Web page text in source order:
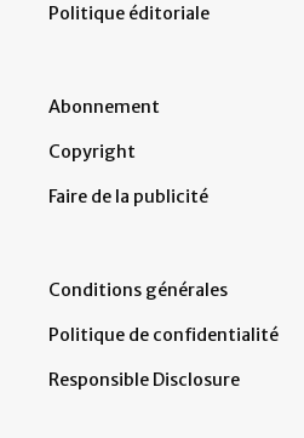
Politique éditoriale
Abonnement
Copyright
Faire de la publicité
Conditions générales
Politique de confidentialité
Responsible Disclosure